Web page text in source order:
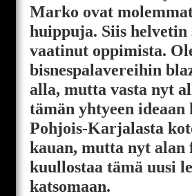
Marko ovat
huippuja. Siis
vaatinut oppimista.
bisnespalavereihin
alla, mutta vasta nyt
tämän yhtyeen
Pohjois-Karjalasta
kauan, mutta nyt
kuullostaa tämä uusi
katsomaan.